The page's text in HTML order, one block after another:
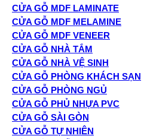
CỬA GỖ MDF LAMINATE
CỬA GỖ MDF MELAMINE
CỬA GỖ MDF VENEER
CỬA GỖ NHÀ TẮM
CỬA GỖ NHÀ VỆ SINH
CỬA GỖ PHÒNG KHÁCH SẠN
CỬA GỖ PHÒNG NGỦ
CỬA GỖ PHỦ NHỰA PVC
CỬA GỖ SÀI GÒN
CỬA GỖ TỰ NHIÊN